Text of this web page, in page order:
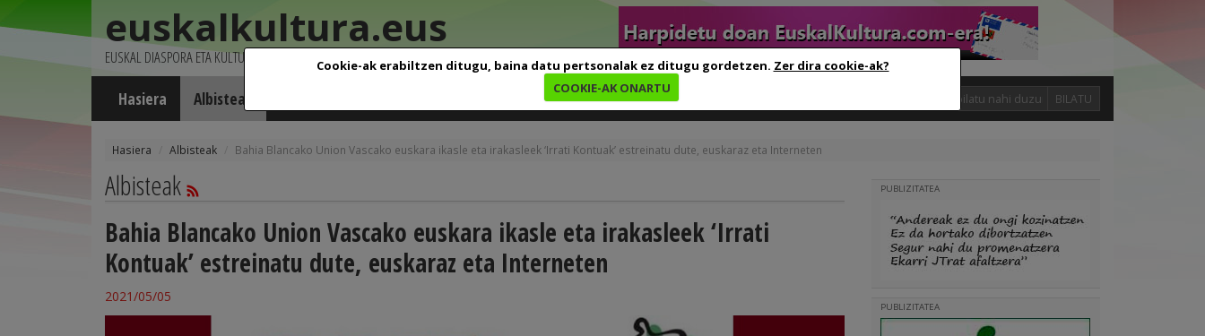
Cookie-ak erabiltzen ditugu, baina datu pertsonalak ez ditugu gordetzen. Zer dira cookie-ak?
COOKIE-AK ONARTU
euskalkultura.eus
EUSKAL DIASPORA ETA KULTURA
Hasiera Albisteak Euskara ikasten BILATU
Hasiera Albisteak Bahia Blancako Union Vascako euskara ikasle eta irakasleek ‘Irrati Kontuak’ estreinatu dute, euskaraz eta Interneten
Albisteak
Bahia Blancako Union Vascako euskara ikasle eta irakasleek ‘Irrati
Kontuak’ estreinatu dute, euskaraz eta Interneten
2021/05/05
PUBLIZITATEA
PUBLIZITATEA